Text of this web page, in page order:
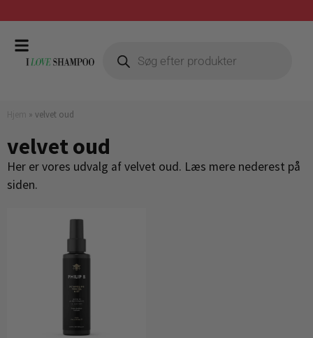
Gratis fragt ved køb over 399,-
» velvet oud
velvet oud
Her er vores udvalg af velvet oud. Læs mere nederest på
siden.